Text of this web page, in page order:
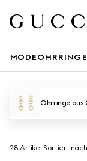
Ohrringe aus
28 Artikel Sortiert nach